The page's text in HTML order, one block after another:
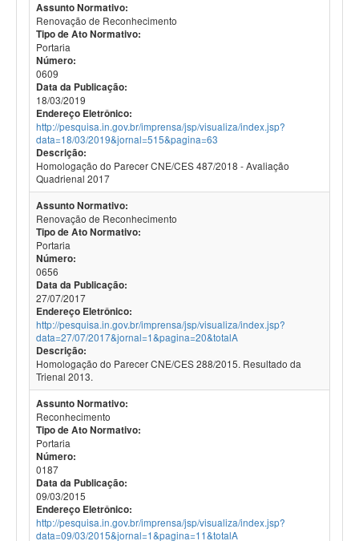
Assunto Normativo:
Renovação de Reconhecimento
Tipo de Ato Normativo:
Portaria
Número:
0609
Data da Publicação:
18/03/2019
Endereço Eletrônico:
http://pesquisa.in.gov.br/imprensa/jsp/visualiza/index.jsp?
data=18/03/2019&jornal=515&pagina=63
Descrição:
Homologação do Parecer CNE/CES 487/2018 - Avaliação
Quadrienal 2017
Assunto Normativo:
Renovação de Reconhecimento
Tipo de Ato Normativo:
Portaria
Número:
0656
Data da Publicação:
27/07/2017
Endereço Eletrônico:
http://pesquisa.in.gov.br/imprensa/jsp/visualiza/index.jsp?
data=27/07/2017&jornal=1&pagina=20&totalA
Descrição:
Homologação do Parecer CNE/CES 288/2015. Resultado da
Trienal 2013.
Assunto Normativo:
Reconhecimento
Tipo de Ato Normativo:
Portaria
Número:
0187
Data da Publicação:
09/03/2015
Endereço Eletrônico:
http://pesquisa.in.gov.br/imprensa/jsp/visualiza/index.jsp?
data=09/03/2015&jornal=1&pagina=11&totalA